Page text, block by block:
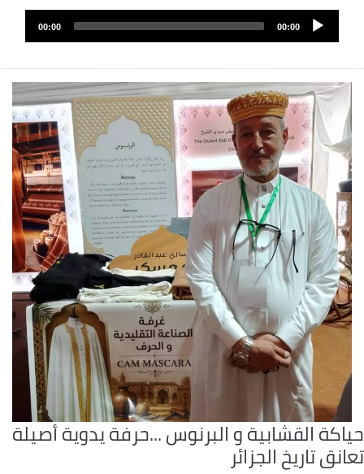
Audio
Player
00:00
00:00
القشابية و البرنوس ...حرفة يدوية أصيلة
تاريخ الجزائر